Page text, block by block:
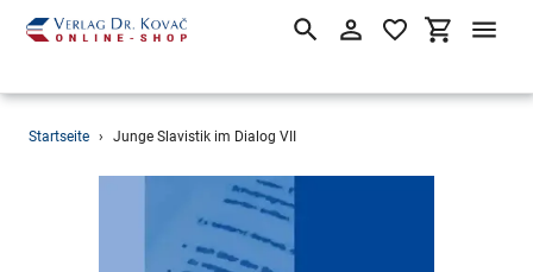
Direkt
SuchenEinloggen
Startseite › Junge Slavistik im Dialog VII